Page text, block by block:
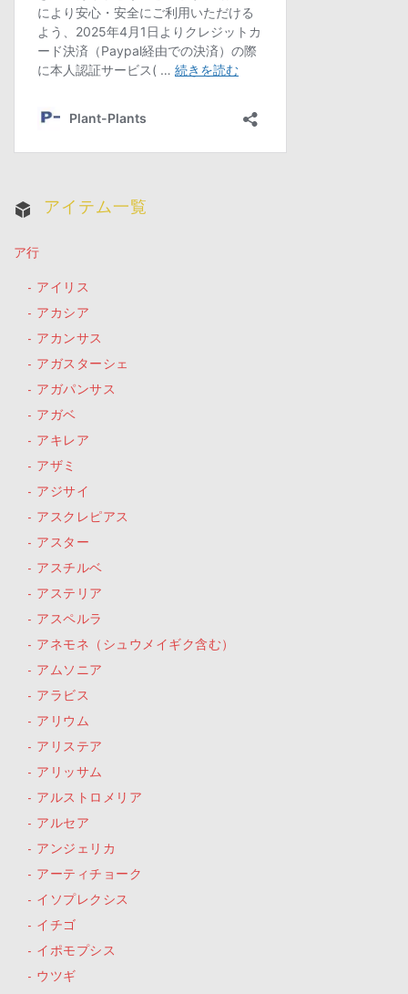
アイテム一覧
ア行
アイリス
アカシア
アカンサス
アガスターシェ
アガパンサス
アガベ
アキレア
アザミ
アジサイ
アスクレピアス
アスター
アスチルベ
アステリア
アスペルラ
アネモネ（シュウメイギク含む）
アムソニア
アラビス
アリウム
アリステア
アリッサム
アルストロメリア
アルセア
アンジェリカ
アーティチョーク
イソプレクシス
イチゴ
イポモプシス
ウツギ